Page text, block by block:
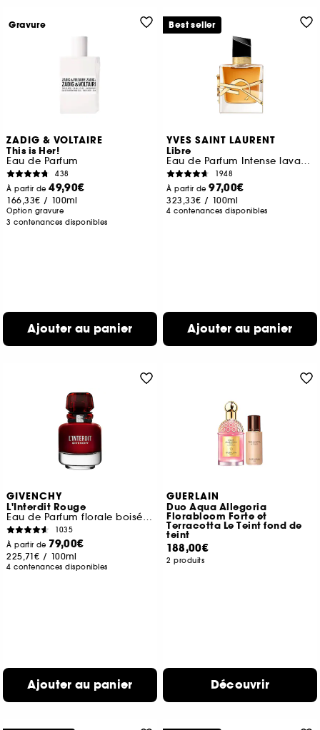
ZADIG & VOLTAIRE
This is Her!
Eau de Parfum
438
À partir de49,90€
166,33€ / 100ml
Option gravure
3 contenances disponibles
Ajouter au panier
Gravure
YVES SAINT LAURENT
Libre
Eau de Parfum Intense lavande florale rechargeable pour femme
1948
À partir de97,00€
323,33€ / 100ml
4 contenances disponibles
Ajouter au panier
Best seller
GIVENCHY
L'Interdit Rouge
Eau de Parfum florale boisée épicée pour femme
1035
À partir de 79,00€
225,71€ / 100ml
4 contenances disponibles
Ajouter au panier
GUERLAIN
Duo Aqua Allegoria
Florabloom Forte et
Terracotta Le Teint fond de
teint
188,00€
2 produits
Découvrir